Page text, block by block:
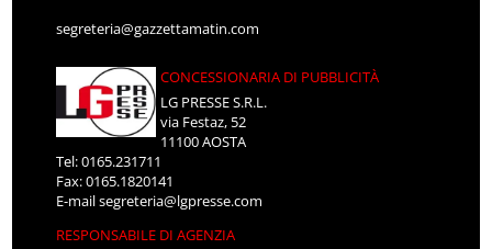
segreteria@gazzettamatin.com
CONCESSIONARIA DI PUBBLICITÀ
LG PRESSE S.R.L.
via Festaz, 52
11100 AOSTA
Tel: 0165.231711
Fax: 0165.1820141
E-mailsegreteria@lgpresse.com
RESPONSABILE DI AGENZIA